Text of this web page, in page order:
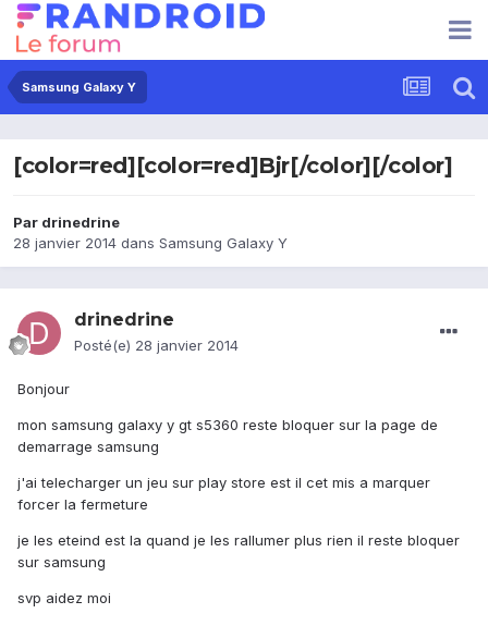
Samsung Galaxy Y
[color=red][color=red]Bjr[/color][/color]
Par drinedrine
28 janvier 2014 dans Samsung Galaxy Y
drinedrine
Posté(e) 28 janvier 2014
Bonjour
mon samsung galaxy y gt s5360 reste bloquer sur la page de
demarrage samsung
j'ai telecharger un jeu sur play store est il cet mis a marquer
forcer la fermeture
je les eteind est la quand je les rallumer plus rien il reste bloquer
sur samsung
svp aidez moi